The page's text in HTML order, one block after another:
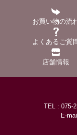
お買い物の流
よくあるご質
店舗情報
TEL : 075-
E-